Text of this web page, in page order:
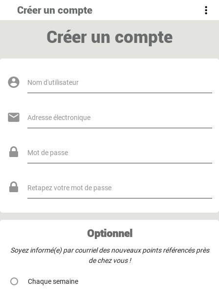
Créer un compte
Créer un compte
Nom d'utilisateur
Adresse électronique
Mot de passe
Retapez votre mot de passe
Optionnel
Soyez informé(e) par courriel des nouveaux points référencés près
de chez vous !
Chaque semaine